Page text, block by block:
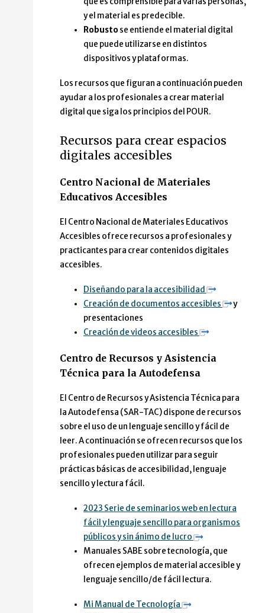
y el material es predecible.
Robusto se entiende el material digital
que puede utilizarse en distintos
dispositivos y plataformas.
Los recursos que figuran a continuación pueden
ayudar a los profesionales a crear material
digital que siga los principios del POUR.
Recursos para crear espacios
digitales accesibles
Centro Nacional de Materiales
Educativos Accesibles
El Centro Nacional de Materiales Educativos
Accesibles ofrece recursos a profesionales y
practicantes para crear contenidos digitales
accesibles.
Diseñando para la accesibilidad
Creación de documentos accesibles
y
presentaciones
Creación de videos accesibles
Centro de Recursos y Asistencia
Técnica para la Autodefensa
El Centro de Recursos y Asistencia Técnica para
la Autodefensa (SAR-TAC) dispone de recursos
sobre el uso de un lenguaje sencillo y fácil de
leer. A continuación se ofrecen recursos que los
profesionales pueden utilizar para seguir
prácticas básicas de accesibilidad, lenguaje
sencillo y lectura fácil.
2023 Serie de seminarios web en lectura
fácil y lenguaje sencillo para organismos
públicos y sin ánimo de lucro
Manuales SABE sobre tecnología, que
ofrecen ejemplos de material accesible y
lenguaje sencillo/de fácil lectura.
Mi Manual de Tecnología